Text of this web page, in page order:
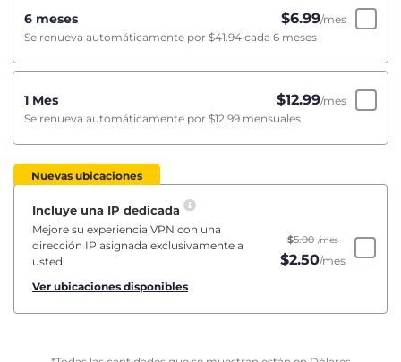
6 meses $6.99/mes
Se renueva automáticamente por $41.94 cada 6 meses
1 Mes $12.99/mes
Se renueva automáticamente por $12.99 mensuales
Nuevas ubicaciones
Incluye una IP dedicada
Mejore su experiencia VPN con una
dirección IP asignada exclusivamente a
usted.
Ver ubicaciones disponibles
$5.00 /mes
$2.50/mes